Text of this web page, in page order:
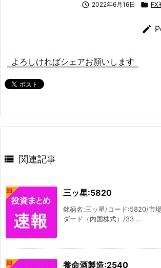
 2022年6月16日  FX

よろしければシェアお願いします
 関連記事
三ッ星:5820
銘柄名:三ッ星/コード:5820/市
ダード（内国株式）/33 ...
養命酒製造:2540